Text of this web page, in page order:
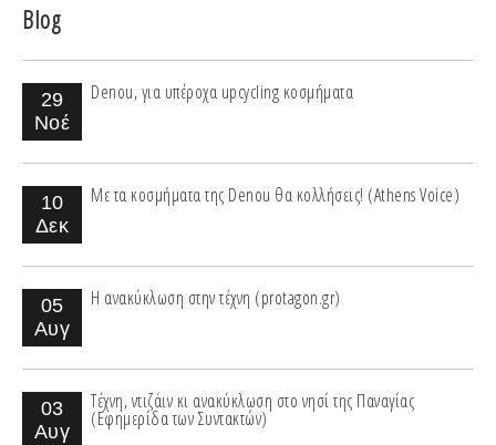
Blog
29
Νοέ
Denou, για υπέροχα upcycling κοσμήματα
10
Δεκ
Με τα κοσμήματα της Denou θα κολλήσεις! (Athens Voice)
05
Αυγ
Η ανακύκλωση στην τέχνη (protagon.gr)
03
Αυγ
Τέχνη, ντιζάιν κι ανακύκλωση στο νησί της Παναγίας
(Εφημερίδα των Συντακτών)